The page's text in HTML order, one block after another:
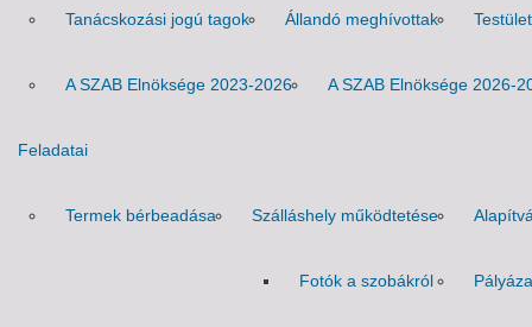
Tanácskozási jogú tagok Állandó meghívottak
A SZAB Elnöksége 2023-2026 A SZAB Elnöksége 2026-
Feladatai
Termek bérbeadása Szálláshely működtetése
Fotók a szobákról